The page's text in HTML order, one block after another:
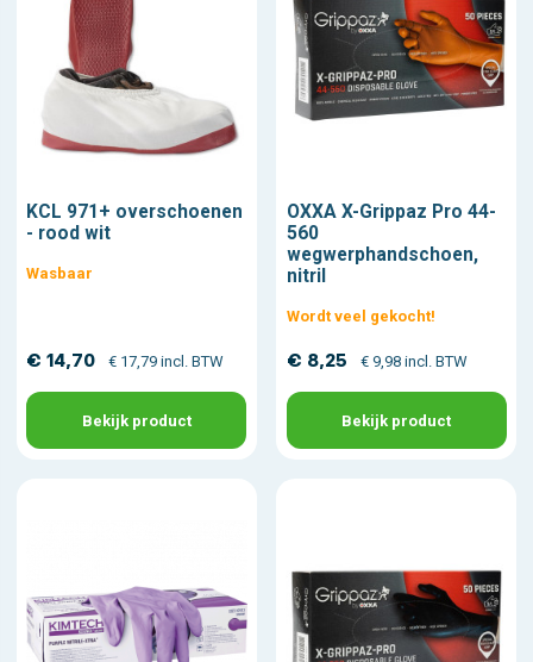
KCL 971+ overschoenen
- rood wit
Wasbaar
€ 14,70 € 17,79 incl. BTW
Bekijk product
OXXA X-Grippaz Pro 44-
560
wegwerphandschoen,
nitril
Wordt veel gekocht!
€ 8,25 € 9,98 incl. BTW
Bekijk product